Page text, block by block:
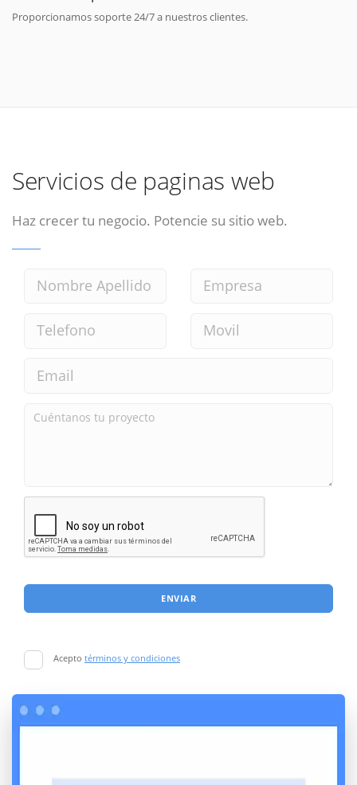
Proporcionamos soporte 24/7 a nuestros clientes.
Servicios de paginas web
Haz crecer tu negocio. Potencie su sitio web.
ENVIAR
Acepto términos y condiciones